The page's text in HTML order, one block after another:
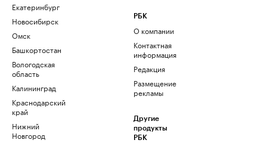
Екатеринбург
Новосибирск
Омск
Башкортостан
Вологодская
область
Калининград
Краснодарский
край
Нижний
Новгород
РБК
О компании
Контактная
информация
Редакция
Размещение
рекламы
Другие
продукты
РБК